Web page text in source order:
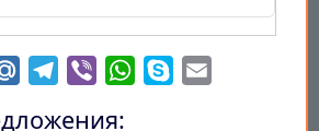
Mail.RuTelegram
Viber WhatsApp
Skype